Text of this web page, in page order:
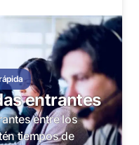
entrantes
entre los
tiempos de